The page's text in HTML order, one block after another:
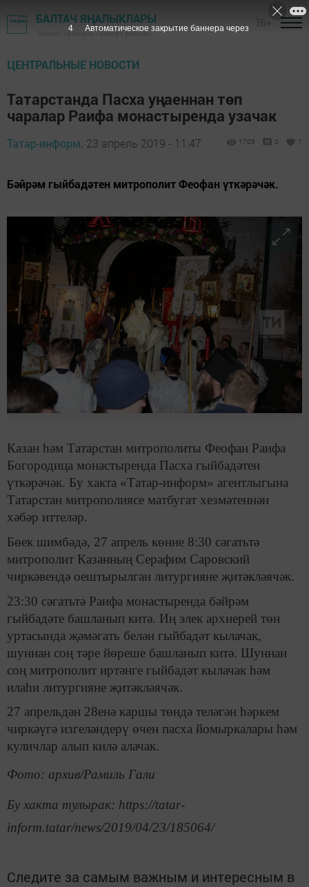
БАЛТАЧ ЯҢАЛЫКЛАРЫ
"Хезмәт" газетасы - Балтач районы
ЦЕНТРАЛЬНЫЕ НОВОСТИ
Татарстанда Пасха уңаеннан төп
чаралар Раифа монастыренда узачак
Татар-информ, 23 апрель 2019 - 11:47 1705 0 1
Бәйрәм гыйбадәтен митрополит Феофан үткәрәчәк.
Казан һәм Татарстан митрополиты Феофан Раифа
Богородица монастыренда Пасха гыйбадәтен
үткәрәчәк. Бу хакта «Татар-информ» агентлыгына
Татарстан митрополиясе матбугат хезмәтеннән
хәбәр иттеләр.
Бөек шимбәдә, 27 апрель көнне 8:30 сәгатьтә
митрополит Казанның Серафим Саровский
чиркәвендә оештырылган литургияне җитәкләячәк.
23:30 сәгатьтә Раифа монастыренда бәйрәм
гыйбадәте башланып китә. Иң элек архиерей төн
уртасында җәмәгать белән гыйбадәт кылачак,
шуннан соң тәре йөреше башланып китә. Шуннан
соң митрополит иртәнге гыйбадәт кылачак һәм
илаһи литургияне җитәкләячәк.
27 апрельдән 28енә каршы төндә теләгән һәркем
чиркәүгә изгеләндерү өчен пасха йомыркалары һәм
куличлар алып килә алачак.
Фото: архив/Рамиль Гали
Бу хакта тулырак: https://tatar-
inform.tatar/news/2019/04/23/185064/
Следите за самым важным и интересным в
3 Автоматическое закрытие баннера через